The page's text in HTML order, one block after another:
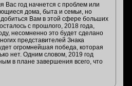
год начнется с проблем или
дома, быта и семьи, но
Вам в этой сфере больших
с прошлого, 2018 года,
несомненно это будет сделано
представителей Знака
огромнейшая победа, которая
нет. Одним словом, 2019 год
в плане завершения всего, что